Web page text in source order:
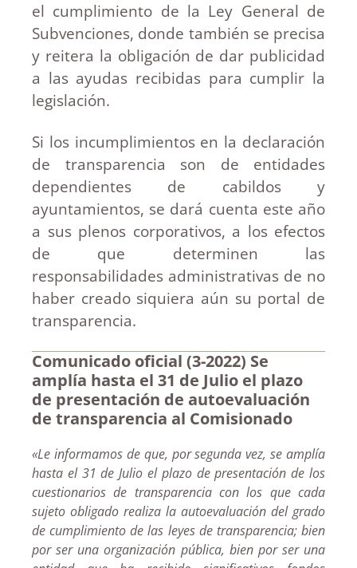
el cumplimiento de la Ley General de
Subvenciones, donde también se precisa
y reitera la obligación de dar publicidad
a las ayudas recibidas para cumplir la
legislación.
Si los incumplimientos en la declaración
de transparencia son de entidades
dependientes de cabildos y
ayuntamientos, se dará cuenta este año
a sus plenos corporativos, a los efectos
de que determinen las
responsabilidades administrativas de no
haber creado siquiera aún su portal de
transparencia.
Comunicado oficial (3-2022) Se
amplía hasta el 31 de Julio el plazo
de presentación de autoevaluación
de transparencia al Comisionado
«Le informamos de que, por segunda vez, se amplía
hasta el 31 de Julio el plazo de presentación de los
cuestionarios de transparencia con los que cada
sujeto obligado realiza la autoevaluación del grado
de cumplimiento de las leyes de transparencia; bien
por ser una organización pública, bien por ser una